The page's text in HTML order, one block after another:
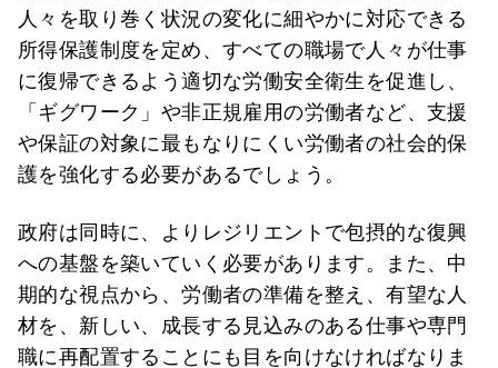
人々を取り巻く状況の変化に細やかに対応できる
所得保護制度を定め、すべての職場で人々が仕事
に復帰できるよう適切な労働安全衛生を促進し、
「ギグワーク」や非正規雇用の労働者など、支援
や保証の対象に最もなりにくい労働者の社会的保
護を強化する必要があるでしょう。
政府は同時に、よりレジリエントで包摂的な復興
への基盤を築いていく必要があります。また、中
期的な視点から、労働者の準備を整え、有望な人
材を、新しい、成長する見込みのある仕事や専門
職に再配置することにも目を向けなければなりま